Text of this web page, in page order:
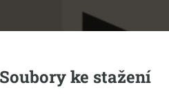
Soubory ke stažení